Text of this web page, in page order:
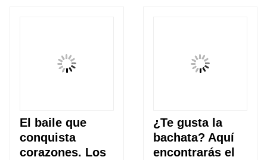
El baile que
conquista
corazones. Los
¿Te gusta la
bachata? Aquí
encontrarás el